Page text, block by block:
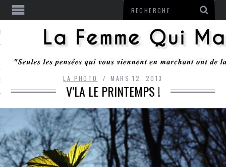
RESTER LA PHOTO MARS 12, 2013
V’LA LE PRINTEMPS !